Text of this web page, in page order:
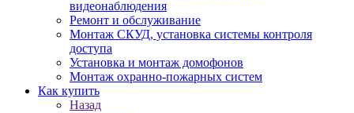
видеонаблюдения
Ремонт и обслуживание
Монтаж СКУД, установка системы контроля
доступа
Установка и монтаж домофонов
Монтаж охранно-пожарных систем
Как купить
Назад